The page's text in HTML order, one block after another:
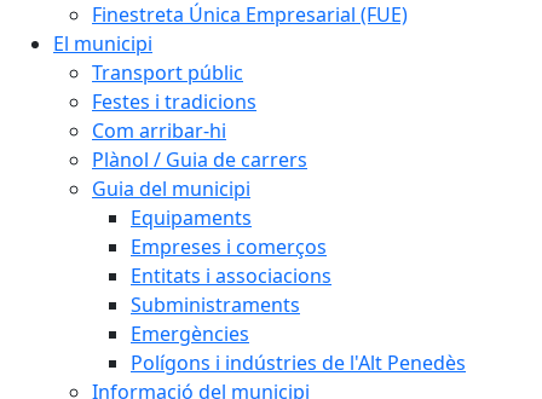
Finestreta Única Empresarial (FUE)
El municipi
Transport públic
Festes i tradicions
Com arribar-hi
Plànol / Guia de carrers
Guia del municipi
Equipaments
Empreses i comerços
Entitats i associacions
Subministraments
Emergències
Polígons i indústries de l'Alt Penedès
Informació del municipi